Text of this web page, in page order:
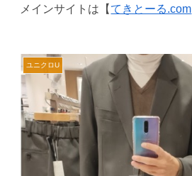
メインサイトは【てきとーる.com
ユニクロU